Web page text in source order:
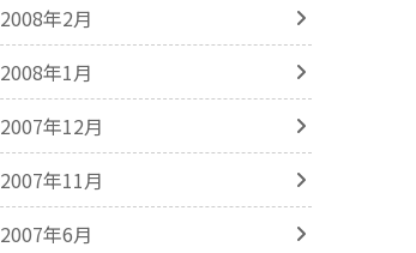
2008年2月
2008年1月
2007年12月
2007年11月
2007年6月